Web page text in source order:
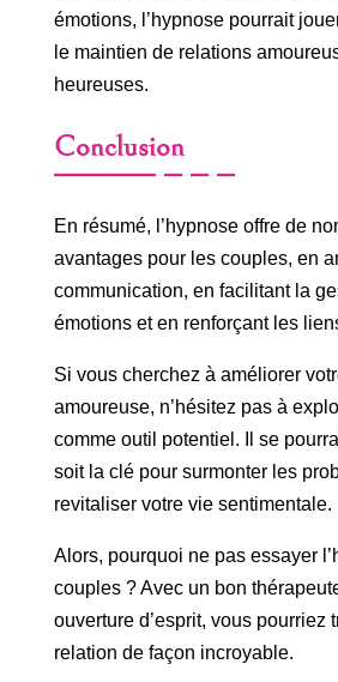
émotions, l’hypnose pourrait
le maintien de relations
heureuses.
Conclusion
En résumé, l’hypnose offre de
avantages pour les couples, en
communication, en facilitant la
émotions et en renforçant les
Si vous cherchez à améliorer
amoureuse, n’hésitez pas à
comme outil potentiel. Il se
soit la clé pour surmonter les
revitaliser votre vie sentimentale.
Alors, pourquoi ne pas essayer
couples ? Avec un bon
ouverture d’esprit, vous pourriez
relation de façon incroyable.